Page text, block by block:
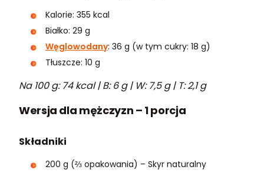
Kalorie: 355 kcal
Białko: 29 g
Węglowodany: 36 g (w tym cukry: 18 g)
Tłuszcze: 10 g
Na 100 g: 74 kcal | B: 6 g | W: 7,5 g | T: 2,1 g
Wersja dla mężczyzn – 1 porcja
Składniki
200 g (⅔ opakowania) – Skyr naturalny